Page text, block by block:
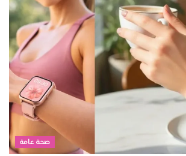
صحة عامة